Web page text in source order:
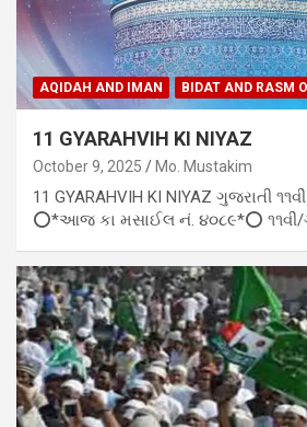
AQIDAH AND IMAN BIDAT AND RASM
11 GYARAHVIH KI NIYAZ
October 9, 2025 Mo. Mustakim
11 GYARAHVIH KI NIYAZ ગુજરાતી
⭕*આજ કા મસાઈલ નં. ૪૦૮૯*⭕ ૧૧વીં/